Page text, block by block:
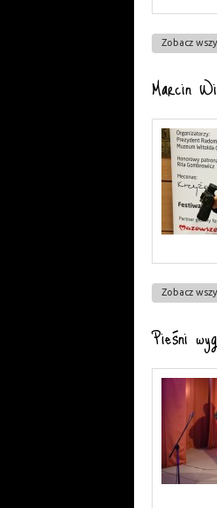
Zobacz
Marcin
Zobacz
Pieśni